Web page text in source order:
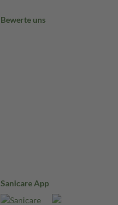
Bewerte uns
Sanicare App